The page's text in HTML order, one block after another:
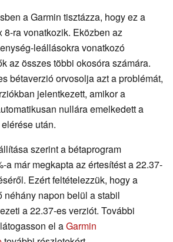
a Garmin tisztázza, hogy ez a
8-ra vonatkozik. Eközben az
leállásokra vonatkozó
az összes többi okosóra számára.
bétaverzió orvosolja azt a problémát,
jelentkezett, amikor a
nullára emelkedett a
után.
szerint a bétaprogram
a már megkapta az értesítést a 22.37-
Ezért feltételezzük, hogy a
néhány napon belül a stabil
a 22.37-es verziót. További
el aGarmin